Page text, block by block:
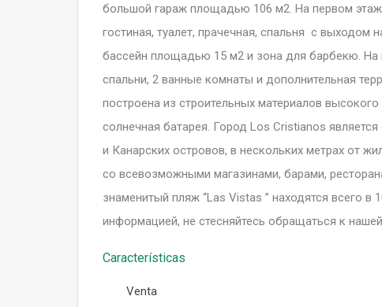
большой гараж площадью 106 м2. На первом
гостиная, туалет, прачечная, спальня с
бассейн площадью 15 м2 и зона для барбекю.
спальни, 2 ванные комнаты и дополнительная
построена из строительных материалов
солнечная батарея. Город Los Cristianos
и Канарских островов, в нескольких метрах от
со всевозможными магазинами, барами,
знаменитый пляж “Las Vistas ” находятся всего в
информацией, не стесняйтесь обращаться к
Características
Venta